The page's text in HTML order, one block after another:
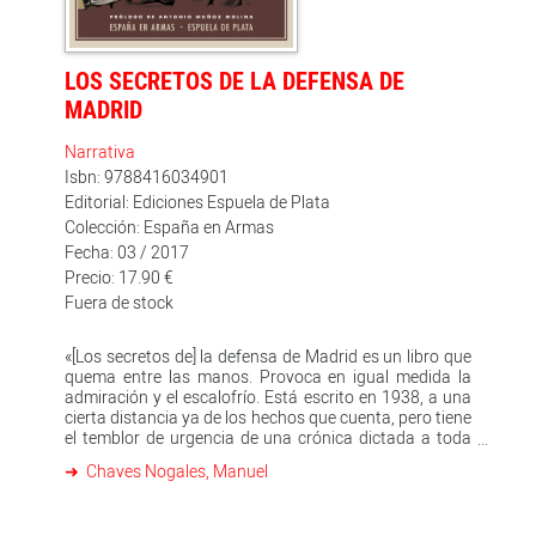
LOS SECRETOS DE LA DEFENSA DE
MADRID
Narrativa
Isbn: 9788416034901
Editorial: Ediciones Espuela de Plata
Colección: España en Armas
Fecha: 03 / 2017
Precio: 17.90 €
Fuera de stock
«[Los secretos de] la defensa de Madrid es un libro que
quema entre las manos. Provoca en igual medida la
admiración y el escalofrío. Está escrito en 1938, a una
cierta distancia ya de los hechos que cuenta, pero tiene
el temblor de urgencia de una crónica dictada a toda
suceden [...] Chaves Nogales está en todo, lo ve todo.
Chaves Nogales, Manuel